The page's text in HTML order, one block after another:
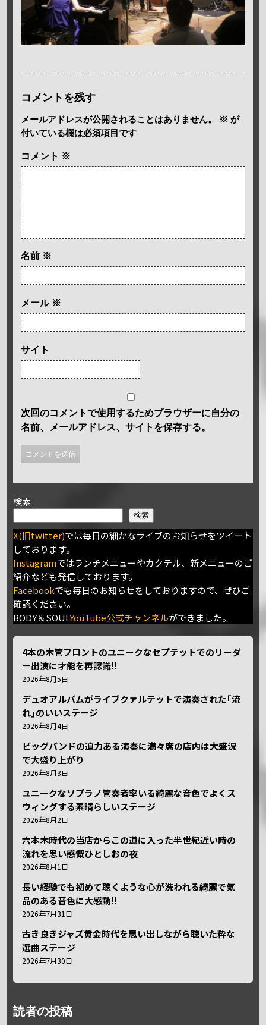
コメントを残す
メールアドレスが公開されることはありません。 ※ が
付いている欄は必須項目です
コメント ※
名前 ※
メール ※
サイト
次回のコメントで使用するためブラウザーに自分の
名前、メールアドレス、サイトを保存する。
検索
検索
X(旧twitter)では毎日の細かなライブのお知らせをツイート
しております。
Instagramではランチメニューやカクテル、新メニューのご
紹介なども発信しております。
Facebookでも毎日のお知らせをしておりますので、ぜひご
確認ください。
BODY＆SOULYouTube公式チャンネルができました。
4本の木管フロントのユニークなセプテットでのリーダ
ー出演に才能を再認識!!
2026年8月5日
デュオアルバムがライブクァルテットで演奏された｢流
れ｣のいいステージ
2026年8月4日
ビッグバンドの迫力ある演奏に満々席の店内は大盛況
で大盛り上がり
2026年8月3日
ユニークなソプラノ管奏者率いる綺麗な音色でよくス
ウィングする素晴らしいステージ
2026年8月2日
六本木時代の当店からこの道に入った半世紀近い時の
流れを思い感慨ひとしおの夜
2026年8月1日
長い経験でも初めて聴くような心が洗われる綺麗で気
品のある音色に大感動!!
2026年7月31日
古き良きジャズ黄金時代を思い出しながら聴いた粋な
選曲ステージ
2026年7月30日
読者の投稿